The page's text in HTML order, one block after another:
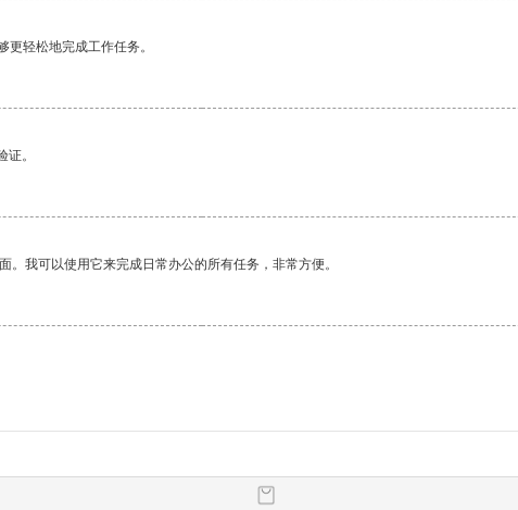
轻松地完成工作任务。
。
我可以使用它来完成日常办公的所有任务，非常方便。